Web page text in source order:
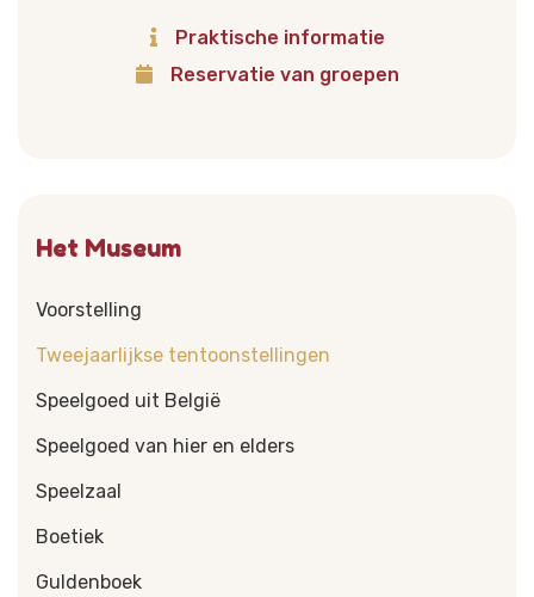
Praktische informatie
Reservatie van groepen
Het Museum
Voorstelling
Tweejaarlijkse tentoonstellingen
Speelgoed uit België
Speelgoed van hier en elders
Speelzaal
Boetiek
Guldenboek